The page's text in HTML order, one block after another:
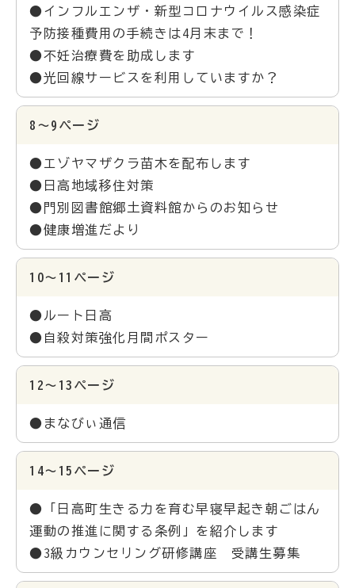
●インフルエンザ・新型コロナウイルス感染症
予防接種費用の手続きは4月末まで！
●不妊治療費を助成します
●光回線サービスを利用していますか？
8～9ページ
●エゾヤマザクラ苗木を配布します
●日高地域移住対策
●門別図書館郷土資料館からのお知らせ
●健康増進だより
10～11ページ
●ルート日高
●自殺対策強化月間ポスター
12～13ページ
●まなびぃ通信
14～15ページ
●「日高町生きる力を育む早寝早起き朝ごはん
運動の推進に関する条例」を紹介します
●3級カウンセリング研修講座 受講生募集